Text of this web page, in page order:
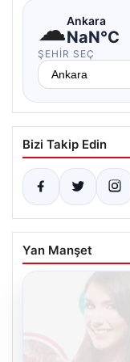
☁Ankara
NaN°C
ŞEHIR SEÇ
Bizi Takip Edin
Yan Manşet